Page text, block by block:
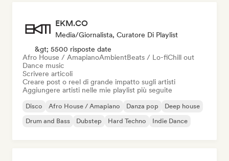
EKM.CO
Media/Giornalista, Curatore Di Playlist
&gt; 5500 risposte date
Afro House / AmapianoAmbientBeats / Lo-fiChill out
Dance music
Scrivere articoli
Creare post o reel di grande impatto sugli artisti
Aggiungere artisti nelle mie playlist più seguite
Disco Afro House / Amapiano Danza pop
Deep house
Drum and Bass
Dubstep Hard Techno Indie Dance